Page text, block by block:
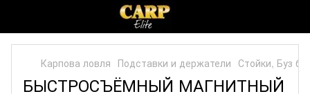
Карпова ловля Подставки и держатели Стойки, Буз
БЫСТРОСЪЁМНЫЙ МАГНИТНЫЙ